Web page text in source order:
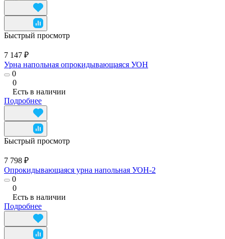
Быстрый просмотр
7 147 ₽
Урна напольная опрокидывающаяся УОН
0
0
Есть в наличии
Подробнее
Быстрый просмотр
7 798 ₽
Опрокидывающаяся урна напольная УОН-2
0
0
Есть в наличии
Подробнее